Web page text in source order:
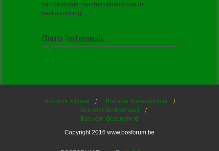
van de marge naar het centrum van de
besluitvorming.
Clients Testimonials
Bos voor Klimaat
Bos voor Bio-economie
Bos voor Biodiversiteit
Bos voor Gezondheid
Copyright 2016 www.bosforum.be